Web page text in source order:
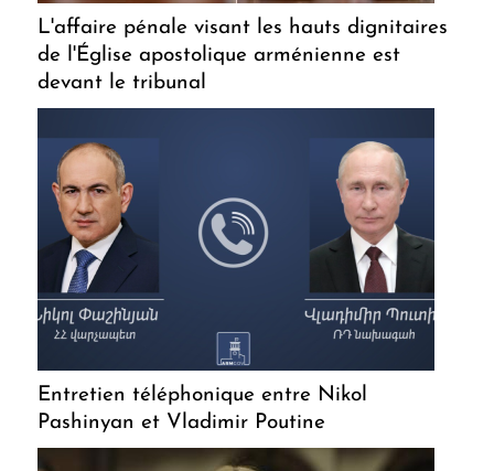
L'affaire pénale visant les hauts dignitaires
de l'Église apostolique arménienne est
devant le tribunal
Entretien téléphonique entre Nikol
Pashinyan et Vladimir Poutine